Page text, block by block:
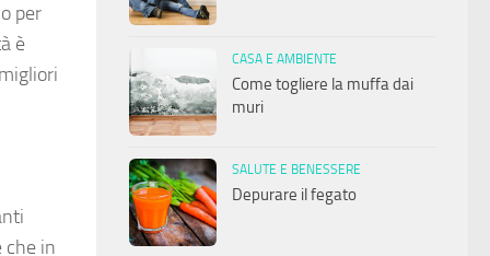
per
è
che in
CASA E AMBIENTE
Come togliere la muffa dai
muri
SALUTE E BENESSERE
Depurare il fegato